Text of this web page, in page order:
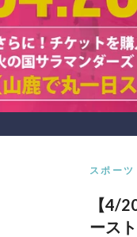
スポー
【4/
ース